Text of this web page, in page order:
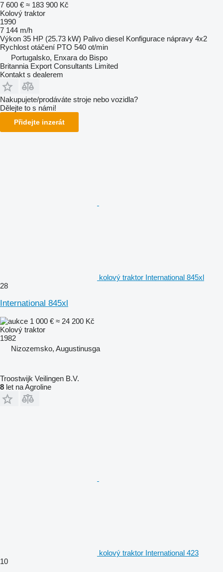
7 600 € ≈ 183 900 Kč
Kolový traktor
1990
7 144 m/h
Výkon 35 HP (25.73 kW) Palivo diesel Konfigurace nápravy 4x2
Rychlost otáčení PTO 540 ot/min
Portugalsko, Enxara do Bispo
Britannia Export Consultants Limited
Kontakt s dealerem
Nakupujete/prodáváte stroje nebo vozidla?
Dělejte to s námi!
Přidejte inzerát
kolový traktor International 845xl
28
International 845xl
1 000 € ≈ 24 200 Kč
Kolový traktor
1982
Nizozemsko, Augustinusga
Troostwijk Veilingen B.V.
8 let na Agroline
kolový traktor International 423
10